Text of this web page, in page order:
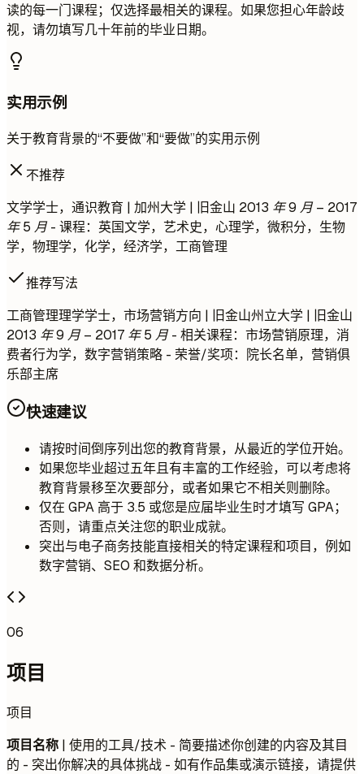
读的每一门课程；仅选择最相关的课程。如果您担心年龄歧
视，请勿填写几十年前的毕业日期。
实用示例
关于教育背景的“不要做”和“要做”的实用示例
不推荐
文学学士，通识教育 | 加州大学 | 旧金山 2013 年 9 月 – 2017
年 5 月- 课程：英国文学，艺术史，心理学，微积分，生物
学，物理学，化学，经济学，工商管理
推荐写法
工商管理理学学士，市场营销方向 | 旧金山州立大学 | 旧金山
2013 年 9 月 – 2017 年 5 月- 相关课程：市场营销原理，消
费者行为学，数字营销策略 - 荣誉/奖项：院长名单，营销俱
乐部主席
快速建议
请按时间倒序列出您的教育背景，从最近的学位开始。
如果您毕业超过五年且有丰富的工作经验，可以考虑将
教育背景移至次要部分，或者如果它不相关则删除。
仅在 GPA 高于 3.5 或您是应届毕业生时才填写 GPA；
否则，请重点关注您的职业成就。
突出与电子商务技能直接相关的特定课程和项目，例如
数字营销、SEO 和数据分析。
06
项目
项目
项目名称 | 使用的工具/技术 - 简要描述你创建的内容及其目
的 - 突出你解决的具体挑战 - 如有作品集或演示链接，请提供